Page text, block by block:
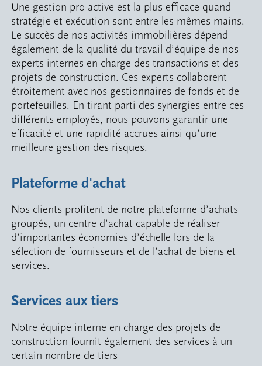
Une gestion pro-active est la plus efficace quand
stratégie et exécution sont entre les mêmes mains.
Le succès de nos activités immobilières dépend
également de la qualité du travail d’équipe de nos
experts internes en charge des transactions et des
projets de construction. Ces experts collaborent
étroitement avec nos gestionnaires de fonds et de
portefeuilles. En tirant parti des synergies entre ces
différents employés, nous pouvons garantir une
efficacité et une rapidité accrues ainsi qu’une
meilleure gestion des risques.
Plateforme d'achat
Nos clients profitent de notre plateforme d’achats
groupés, un centre d’achat capable de réaliser
d’importantes économies d’échelle lors de la
sélection de fournisseurs et de l’achat de biens et
services.
Services aux tiers
Notre équipe interne en charge des projets de
construction fournit également des services à un
certain nombre de tiers